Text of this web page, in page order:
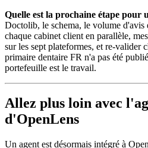
Quelle est la prochaine étape pour
Doctolib, le schema, le volume d'avis
chaque cabinet client en parallèle,
sur les sept plateformes, et re-valider
primaire dentaire FR n'a pas été
portefeuille est le travail.
Allez plus loin avec
d'OpenLens
Un agent est désormais intégré à